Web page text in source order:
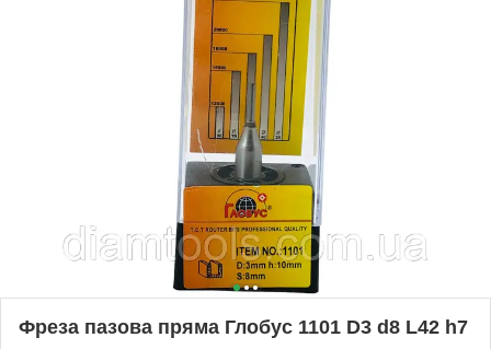
Фреза пазова пряма Глобус 1101 D3 d8 L42 h7